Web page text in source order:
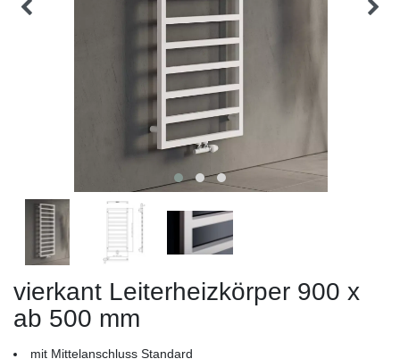
vierkant Leiterheizkörper 900 x
ab 500 mm
mit Mittelanschluss Standard